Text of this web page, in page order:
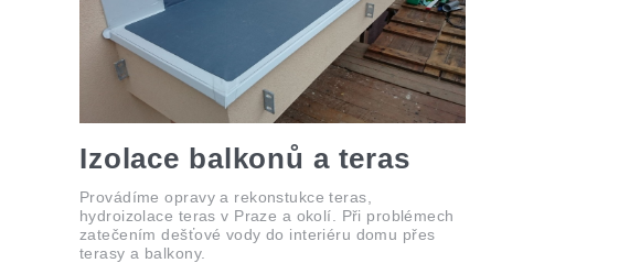
Izolace balkonů a teras
Provádíme opravy a rekonstukce teras,
hydroizolace teras v Praze a okolí. Při problémech
zatečením dešťové vody do interiéru domu přes
terasy a balkony.